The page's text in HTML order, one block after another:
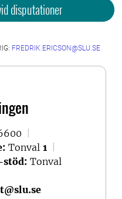
disputationer
FREDRIK.ERICSON@SLU.SE
Tonval 1
stöd: Tonval